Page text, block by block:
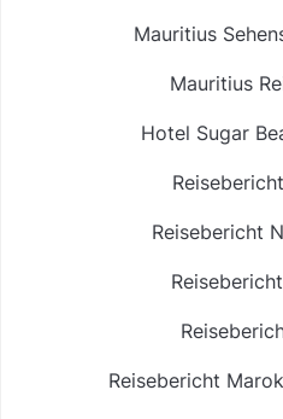
Mauritius
Mauritius
Hotel Sugar
Reisebericht
Reisebericht